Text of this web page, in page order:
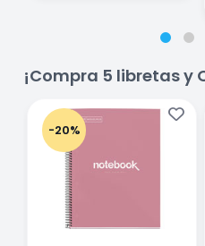
¡Compra 5 libretas y
-20%